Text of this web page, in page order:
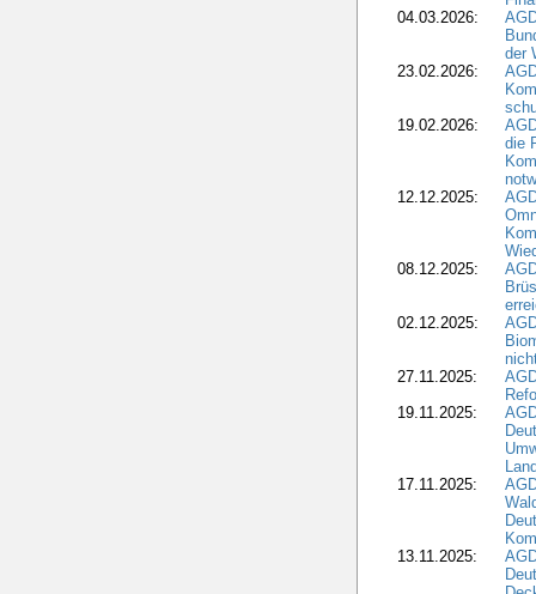
04.03.2026:
der
23.02.2026:
19.02.2026:
die
12.12.2025:
08.12.2025:
02.12.2025:
27.11.2025:
19.11.2025:
17.11.2025:
13.11.2025: